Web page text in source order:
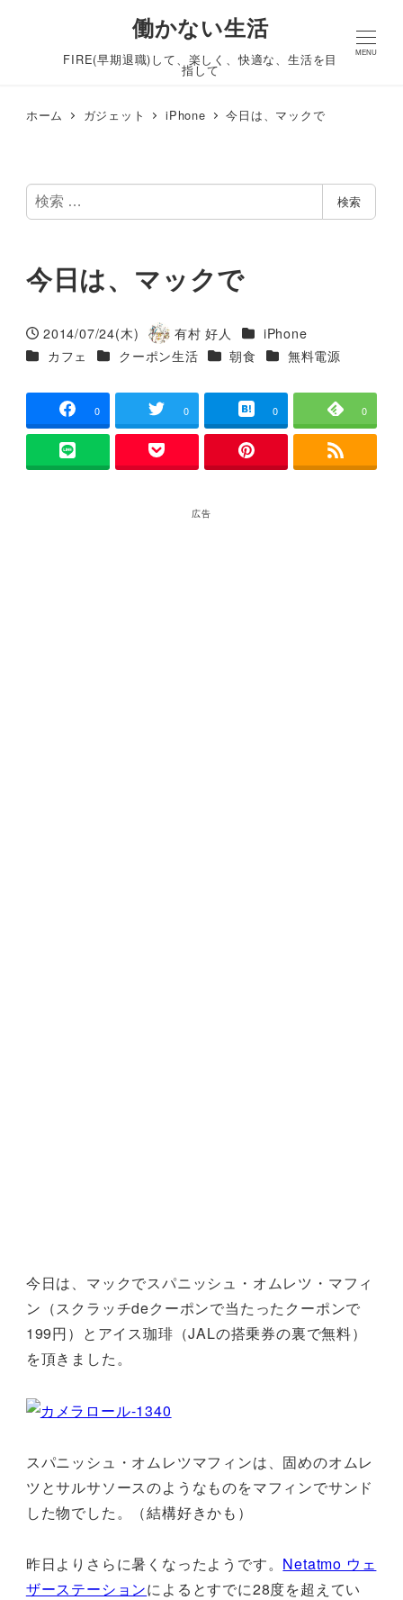
働かない生活
FIRE(早期退職)して、楽しく、快適な、生活を目
指して
MENU
ホーム ガジェット iPhone 今日は、マックで
検
索
検索
今日は、マックで
投稿日
2014/07/24(木)
著
者
有村 好人 カテゴリー
iPhone
カテゴリー
カフェ カテゴリー
クーポン生活 カテゴリー
朝食 カテゴリー
無料電源
0 0 0 0
広告
今日は、マックでスパニッシュ・オムレツ・マフィ
ン（スクラッチdeクーポンで当たったクーポンで
199円）とアイス珈琲（JALの搭乗券の裏で無料）
を頂きました。
スパニッシュ・オムレツマフィンは、固めのオムレ
ツとサルサソースのようなものをマフィンでサンド
した物でした。（結構好きかも）
昨日よりさらに暑くなったようです。 Netatmo ウェ
ザーステーションによるとすでに28度を超えてい